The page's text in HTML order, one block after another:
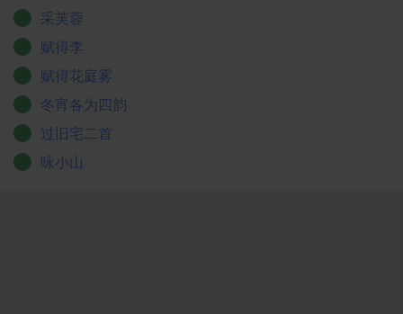
采芙蓉
赋得李
赋得花庭雾
冬宵各为四韵
过旧宅二首
咏小山